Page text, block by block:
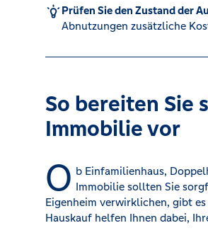
Kreditrechner
Prüfen Sie den Zustand der
Abnutzungen zusätzliche
So bereiten Sie
Immobilie vor
O b Einfamilienhaus,
Immobilie sollten Sie
Eigenheim verwirklichen, gibt
Hauskauf helfen Ihnen dabei,